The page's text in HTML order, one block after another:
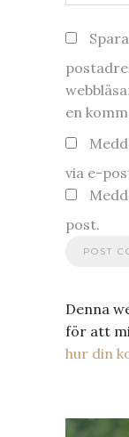
en
via e-
post.
Denna
för att
hur din